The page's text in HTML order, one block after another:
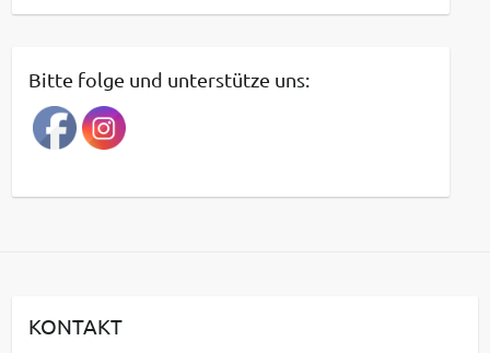
e
r
a
g
a
v
Bitte folge und unterstütze uns:
KONTAKT